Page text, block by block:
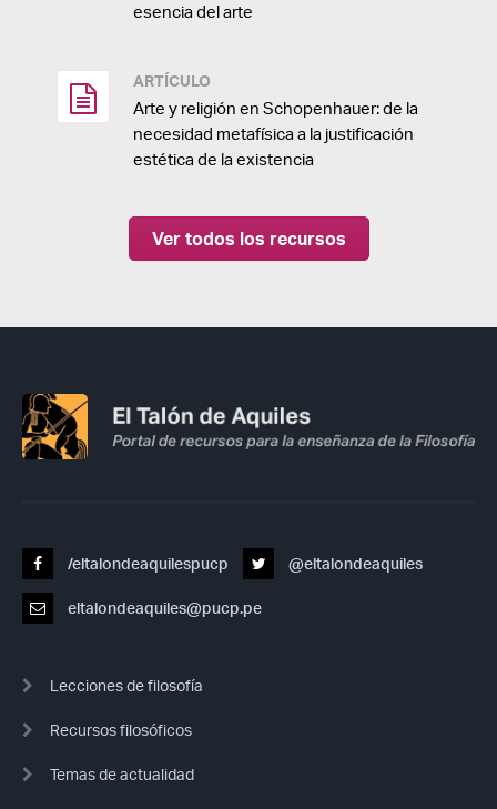
esencia del arte
ARTÍCULO
Arte y religión en Schopenhauer: de la
necesidad metafísica a la justificación
estética de la existencia
Ver todos los recursos
/eltalondeaquilespucp @eltalondeaquiles
eltalondeaquiles@pucp.pe
Lecciones de filosofía
Recursos filosóficos
Temas de actualidad